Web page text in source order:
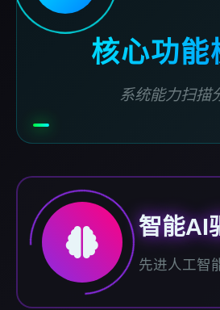
核心功能
系统能力扫描
智能AI
先进人工智